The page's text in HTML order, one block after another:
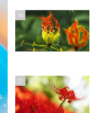
16
17